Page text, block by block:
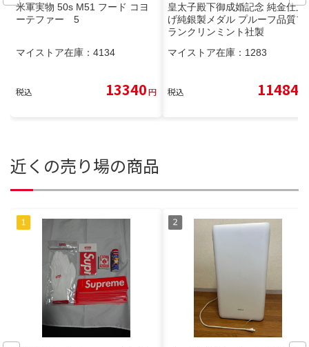
米軍実物 50s M51 フード コヨ
ーテファー 5
マイストア在庫： 4134
税込 13340円
皇太子殿下御成婚記念 純金仕上
げ純銀製メダル プルーフ品質フ
ランクリンミント社製
マイストア在庫： 1283
税込 11484
近くの売り場の商品